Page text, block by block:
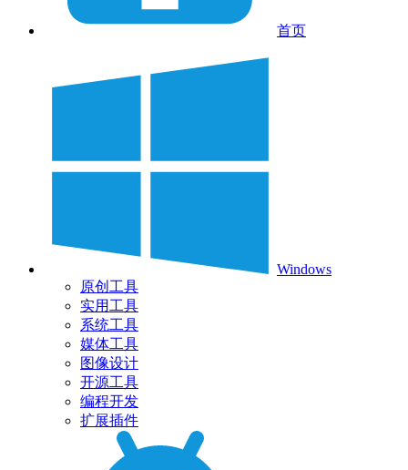
首页
Windows
原创工具
实用工具
系统工具
媒体工具
图像设计
开源工具
编程开发
扩展插件